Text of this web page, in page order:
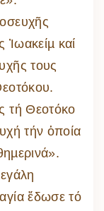
Ἰωακείµ καί
τους
τή Θεοτόκο
τήν ὁποία
ἔδωσε τό